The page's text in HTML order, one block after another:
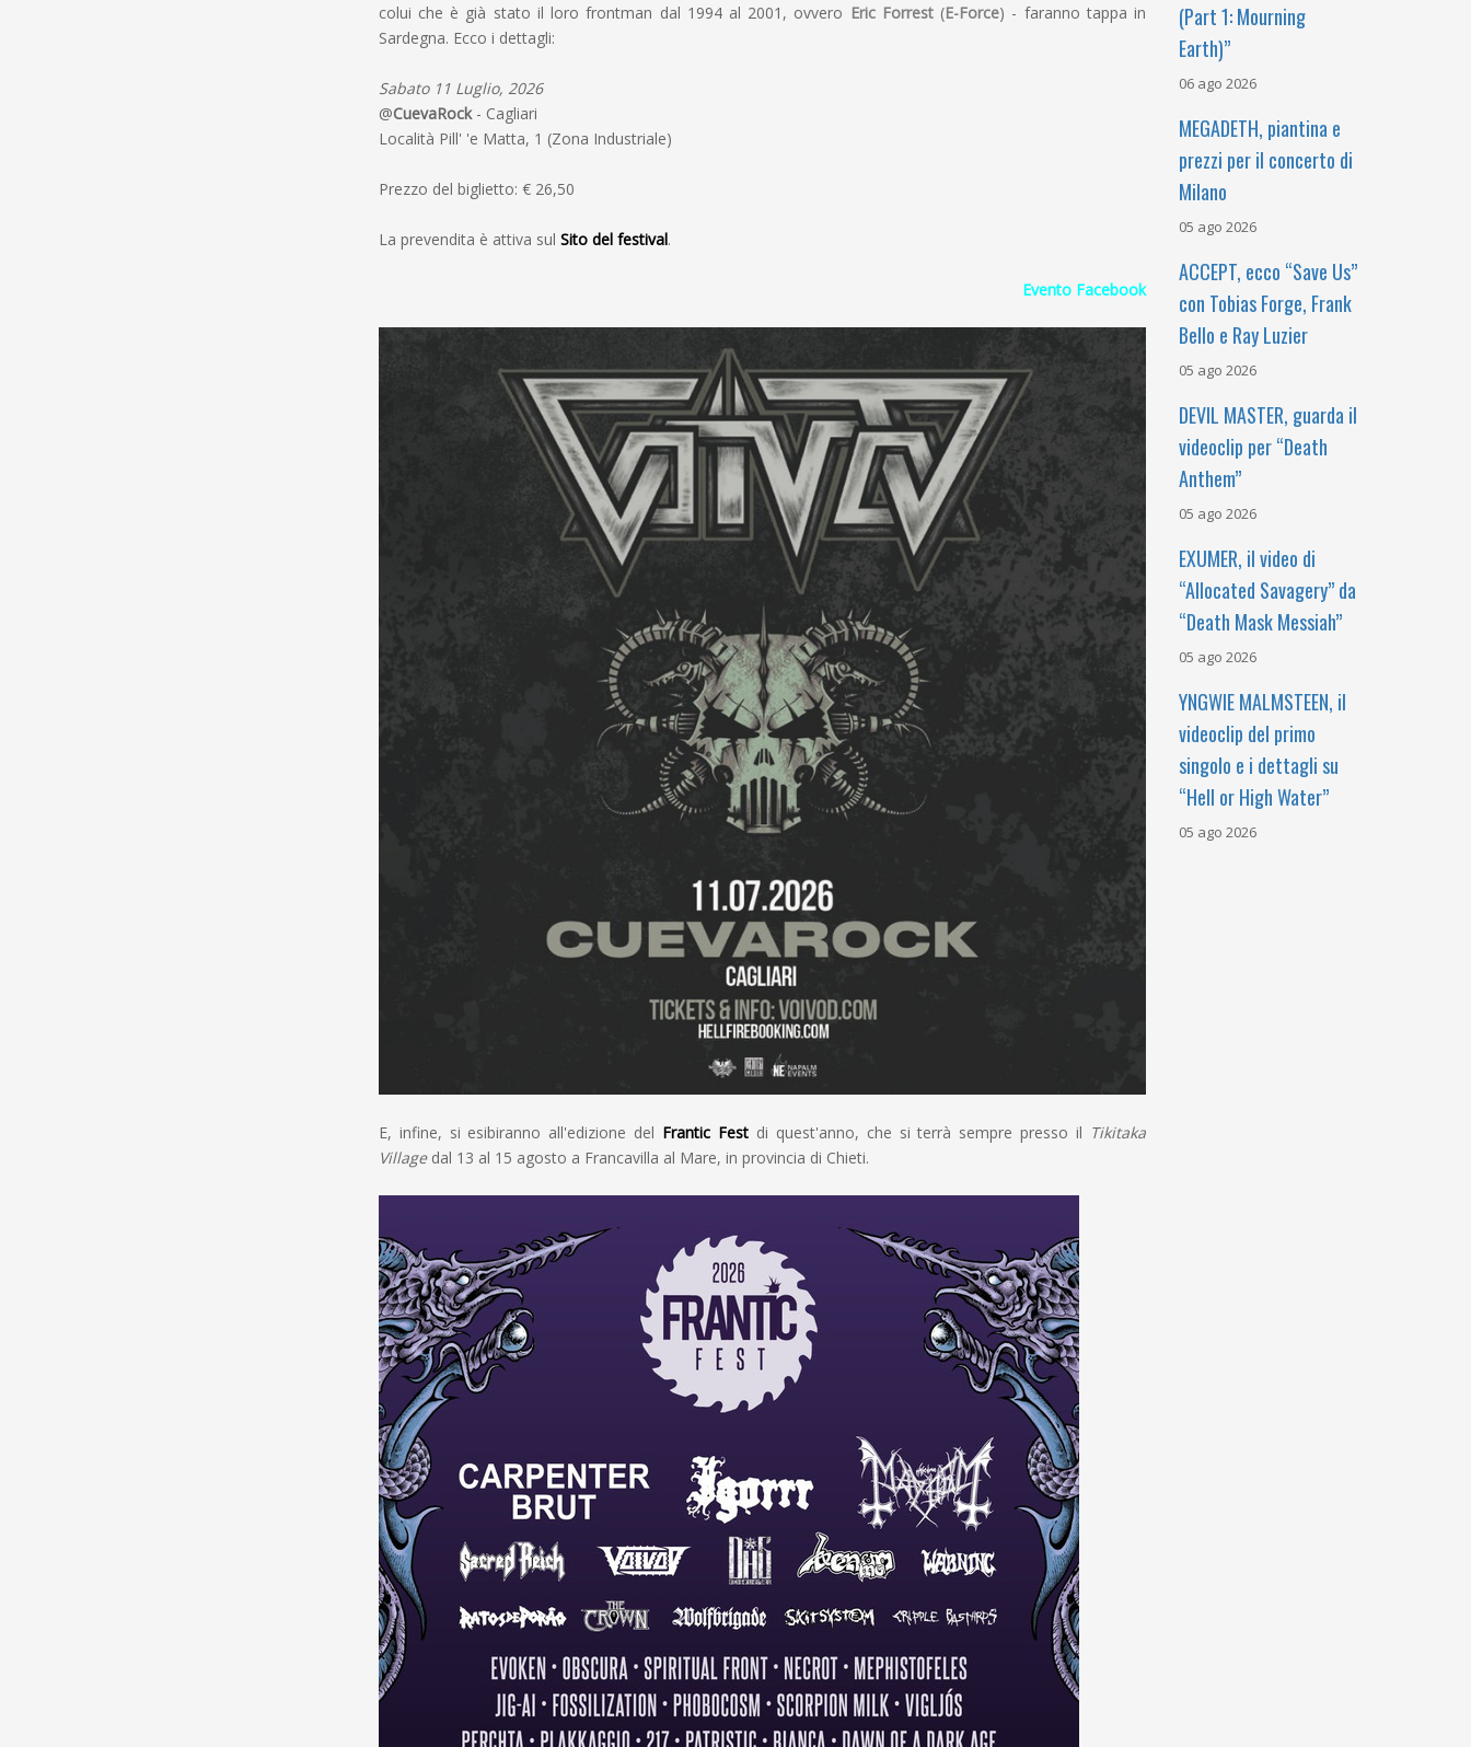
colui che è già stato il loro frontman dal 1994 al 2001, ovvero Eric Forrest(E-Force) - faranno tappa in
Sardegna. Ecco i dettagli:
Sabato 11 Luglio, 2026
@CuevaRock- Cagliari
Località Pill' 'e Matta, 1 (Zona Industriale)
Prezzo del biglietto: € 26,50
La prevendita è attiva sul Sito del festival.
Evento Facebook
E, infine, si esibiranno all'edizione del Frantic Festdi quest'anno, che si terrà sempre presso il Tikitaka
Villagedal 13 al 15 agosto a Francavilla al Mare, in provincia di Chieti.
(Part 1: Mourning
Earth)”
06 ago 2026
MEGADETH, piantina e
prezzi per il concerto di
Milano
05 ago 2026
ACCEPT, ecco “Save Us”
con Tobias Forge, Frank
Bello e Ray Luzier
05 ago 2026
DEVIL MASTER, guarda il
videoclip per “Death
Anthem”
05 ago 2026
EXUMER, il video di
“Allocated Savagery” da
“Death Mask Messiah”
05 ago 2026
YNGWIE MALMSTEEN, il
videoclip del primo
singolo e i dettagli su
“Hell or High Water”
05 ago 2026